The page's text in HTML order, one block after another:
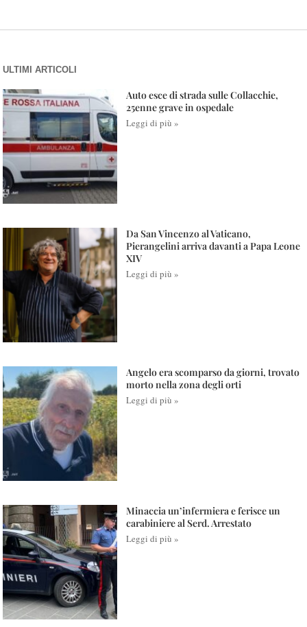
ULTIMI ARTICOLI
Auto esce di strada sulle Collacchie,
25enne grave in ospedale
Leggi di più »
Da San Vincenzo al Vaticano,
Pierangelini arriva davanti a Papa Leone
XIV
Leggi di più »
Angelo era scomparso da giorni, trovato
morto nella zona degli orti
Leggi di più »
Minaccia un’infermiera e ferisce un
carabiniere al Serd. Arrestato
Leggi di più »